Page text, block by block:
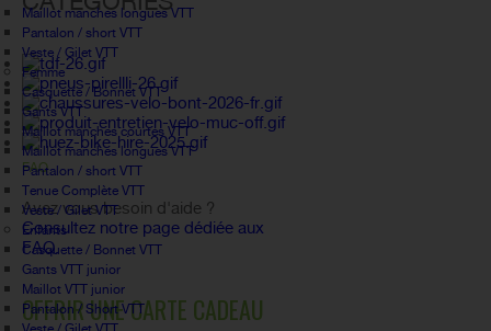
Maillot manches longues VTT
Pantalon / short VTT
Veste / Gilet VTT
Femme
Casquette / Bonnet VTT
Gants VTT
Maillot manches courtes VTT
Maillot manches longues VTT
Pantalon / short VTT
Tenue Complète VTT
Veste / Gilet VTT
Enfants
Casquette / Bonnet VTT
Gants VTT junior
Maillot VTT junior
Pantalon / Short VTT
FAQ
Avez vous besoin d'aide ?
Consultez notre page dédiée aux
FAQ.
OFFRIR UNE CARTE CADEAU